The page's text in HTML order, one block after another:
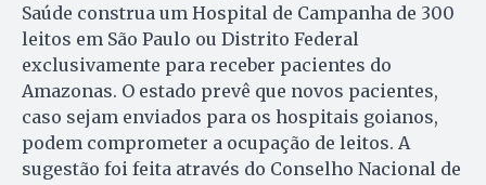
Saúde construa um Hospital de Campanha de 300
leitos em São Paulo ou Distrito Federal
exclusivamente para receber pacientes do
Amazonas. O estado prevê que novos pacientes,
caso sejam enviados para os hospitais goianos,
podem comprometer a ocupação de leitos. A
sugestão foi feita através do Conselho Nacional de